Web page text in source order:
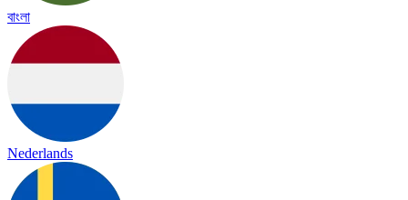
বাংলা
Nederlands